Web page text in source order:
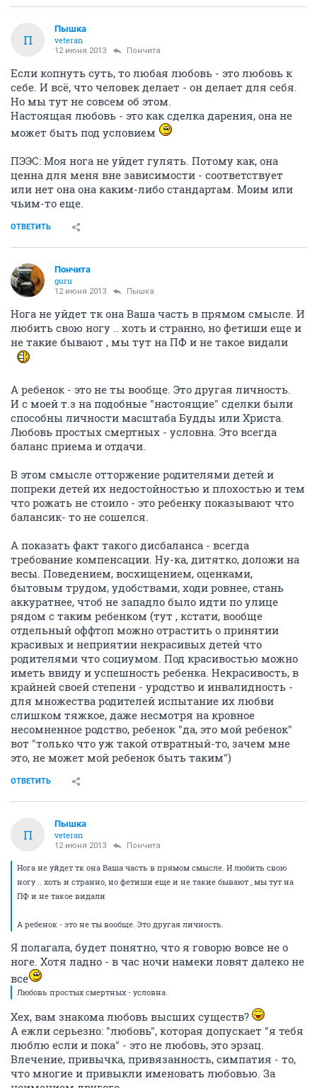
П
Пышка
veteran
12 июня 2013 Пончита
Если копнуть суть, то любая любовь - это любовь к
себе. И всё, что человек делает - он делает для себя.
Но мы тут не совсем об этом.
Настоящая любовь - это как сделка дарения, она не
может быть под условием
ПЭЭС: Моя нога не уйдет гулять. Потому как, она
ценна для меня вне зависимости - соответствует
или нет она она каким-либо стандартам. Моим или
чьим-то еще.
ОТВЕТИТЬ
Пончита
guru
12 июня 2013 Пышка
Нога не уйдет тк она Ваша часть в прямом смысле. И
любить свою ногу .. хоть и странно, но фетиши еще и
не такие бывают , мы тут на ПФ и не такое видали
А ребенок - это не ты вообще. Это другая личность.
И с моей т.з на подобные "настоящие" сделки были
способны личности масштаба Будды или Христа.
Любовь простых смертных - условна. Это всегда
баланс приема и отдачи.
В этом смысле отторжение родителями детей и
попреки детей их недостойностью и плохостью и тем
что рожать не стоило - это ребенку показывают что
балансик- то не сошелся.
А показать факт такого дисбаланса - всегда
требование компенсации. Ну-ка, дитятко, доложи на
весы. Поведением, восхищением, оценками,
бытовым трудом, удобствами, ходи ровнее, стань
аккуратнее, чтоб не западло было идти по улице
рядом с таким ребенком (тут , кстати, вообще
отдельный оффтоп можно отрастить о принятии
красивых и неприятии некрасивых детей что
родителями что социумом. Под красивостью можно
иметь ввиду и успешность ребенка. Некрасивость, в
крайней своей степени - уродство и инвалидность -
для множества родителей испытание их любви
слишком тяжкое, даже несмотря на кровное
несомненное родство, ребенок "да, это мой ребенок"
вот "только что уж такой отвратный-то, зачем мне
это, не может мой ребенок быть таким")
ОТВЕТИТЬ
П
Пышка
veteran
12 июня 2013 Пончита
Нога не уйдет тк она Ваша часть в прямом смысле. И любить свою
ногу .. хоть и странно, но фетиши еще и не такие бывают , мы тут на
ПФ и не такое видали
А ребенок - это не ты вообще. Это другая личность.
Я полагала, будет понятно, что я говорю вовсе не о
ноге. Хотя ладно - в час ночи намеки ловят далеко не
все
Любовь простых смертных - условна.
Хех, вам знакома любовь высших существ?
А ежли серьезно: "любовь", которая допускает "я тебя
люблю если и пока" - это не любовь, это эрзац.
Влечение, привычка, привязанность, симпатия - то,
что многие и привыкли именовать любовью. За